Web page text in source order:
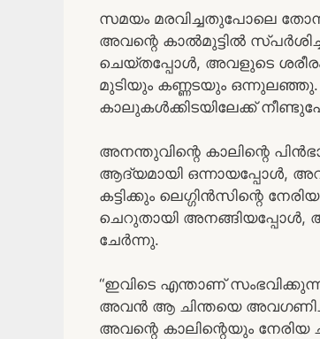
സമയം മരവിച്ചതുപോലെ
അവന്റെ കാൽമുട്ടിൽ
ചെയ്തപ്പോൾ, അവളുടെ
മുടിയും കണ്ണടയും ഒന്നുലഞ്ഞു.
കാലുകൾക്കിടയിലേക്ക്
അനന്തുവിന്റെ കാലിന്റെ
ആദ്യമായി ഒന്നായപ്പോൾ,
കട്ടിക്കും ലെഗ്ഗിൻസിന്റെ
ചെറുതായി
ചേർന്നു.
“ഇവിടെ എന്താണ്
അവൻ ആ ചിന്തയെ
അവന്റെ കാലിന്റെയും